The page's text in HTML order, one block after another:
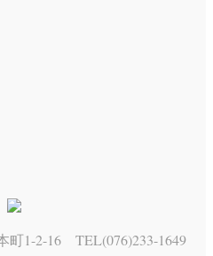
町1-2-16 TEL(076)233-1649